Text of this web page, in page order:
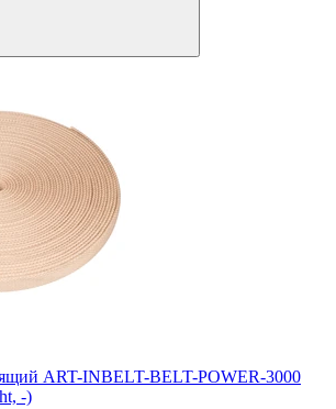
ART-INBELT-BELT-POWER-3000
-)